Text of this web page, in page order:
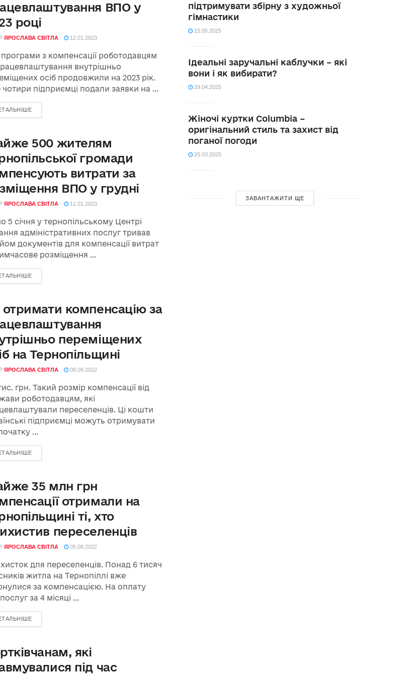
ВПО у
році
ЯРОСЛАВА СВІТЛА 12.01.2023
з компенсації роботодавцям
внутрішньо
осіб продовжили на 2023 рік.
підприємці подали заявки на ...
500 жителям
громади
витрати за
ВПО у грудні
ЯРОСЛАВА СВІТЛА 11.01.2023
5 січня у тернопільському Центрі
адміністративних послуг тривав
документів для компенсації витрат
розміщення ...
отримати компенсацію за
переміщених
на Тернопільщині
ЯРОСЛАВА СВІТЛА 08.09.2022
грн. Такий розмір компенсації від
роботодавцям, які
переселенців. Ці кошти
підприємці можуть отримувати
...
35 млн грн
отримали на
ті, хто
переселенців
ЯРОСЛАВА СВІТЛА 05.08.2022
для переселенців. Понад 6 тисяч
житла на Тернопіллі вже
за компенсацією. На оплату
за 4 місяці ...
які
під час
підтримувати збірну з художньої
гімнастики
15.05.2025
Ідеальні заручальні каблучки – які
вони і як вибирати?
29.04.2025
Жіночі куртки Columbia –
оригінальний стиль та захист від
поганої погоди
25.03.2025
ЗАВАНТАЖИТИ ЩЕ